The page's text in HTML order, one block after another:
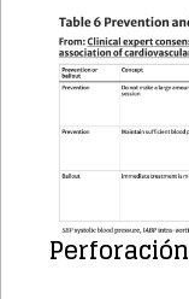
Perforación